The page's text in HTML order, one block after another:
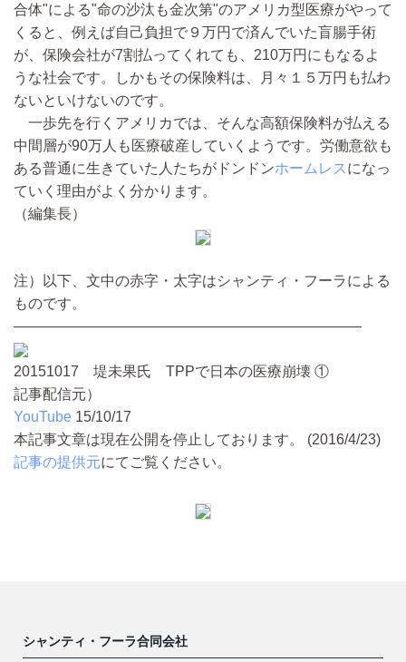
合体"による"命の沙汰も金次第"のアメリカ型医療がやって
くると、例えば自己負担で９万円で済んでいた盲腸手術
が、保険会社が7割払ってくれても、210万円にもなるよ
うな社会です。しかもその保険料は、月々１５万円も払わ
ないといけないのです。
一歩先を行くアメリカでは、そんな高額保険料が払える
中間層が90万人も医療破産していくようです。労働意欲も
ある普通に生きていた人たちがドンドンホームレス になっ
ていく理由がよく分かります。
（編集長）
注）以下、文中の赤字・太字はシャンティ・フーラによる
ものです。
————————————————————————
20151017 堤未果氏 TPPで日本の医療崩壊 ①
記事配信元）
YouTube 15/10/17
本記事文章は現在公開を停止しております。 (2016/4/23)
記事の提供元にてご覧ください。
シャンティ・フーラ合同会社